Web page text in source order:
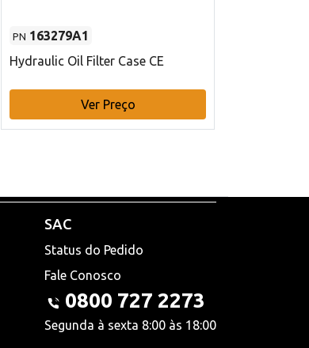
PN 163279A1
Hydraulic Oil Filter Case CE
Ver Preço
SAC
Status do Pedido
Fale Conosco
0800 727 2273
Segunda à sexta 8:00 às 18:00